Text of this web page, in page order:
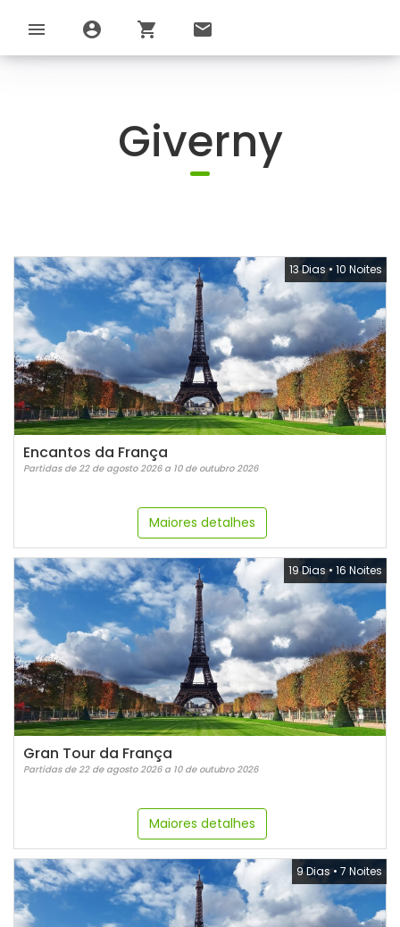
menu account_circle shopping_cart email
Giverny
13 Dias • 10 Noites
Encantos da França
Partidas de 22 de agosto 2026 a 10 de outubro 2026
Maiores detalhes
19 Dias • 16 Noites
Gran Tour da França
Partidas de 22 de agosto 2026 a 10 de outubro 2026
Maiores detalhes
9 Dias • 7 Noites